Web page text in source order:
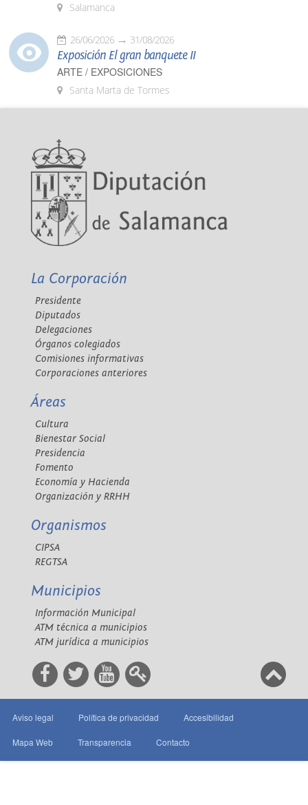
Salamanca
26/06/2026 31/08/2026
Exposición El gran banquete II
ARTE / EXPOSICIONES
Santa Marta de Tormes
La Corporación
Presidente
Diputados
Delegaciones
Órganos colegiados
Comisiones informativas
Corporaciones anteriores
Áreas
Cultura
Bienestar Social
Presidencia
Fomento
Economía y Hacienda
Organización y RRHH
Organismos
CIPSA
REGTSA
Municipios
Información Municipal
ATM técnica a municipios
ATM jurídica a municipios
Aviso legal Política de privacidad Accesibilidad
Mapa Web Transparencia Contacto